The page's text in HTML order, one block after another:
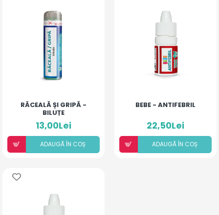
RĂCEALĂ ȘI GRIPĂ -
BILUȚE
13,00Lei
ADAUGÃ ÎN COȘ
BEBE - ANTIFEBRIL
22,50Lei
ADAUGÃ ÎN COȘ